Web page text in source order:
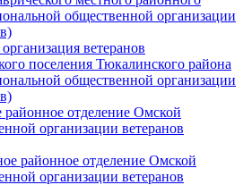
общественной организации
ветеранов
поселения Тюкалинского района
общественной организации
районное отделение Омской
организации ветеранов
районное отделение Омской
организации ветеранов